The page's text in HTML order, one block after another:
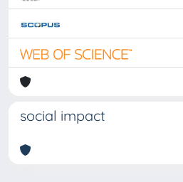
social impact